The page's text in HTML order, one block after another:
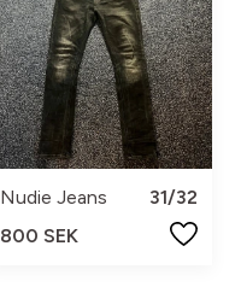
Nudie Jeans
31/32
800 SEK